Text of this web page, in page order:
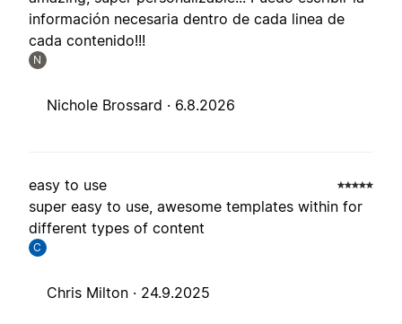
información necesaria dentro de cada linea de
cada contenido!!!
N
Nichole Brossard · 6.8.2026
easy to use
super easy to use, awesome templates within for
different types of content
C
Chris Milton · 24.9.2025